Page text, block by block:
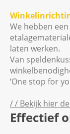
We hebben
laten werken.
Van
‘One stop for
/ / Bekijk hier
Effectief